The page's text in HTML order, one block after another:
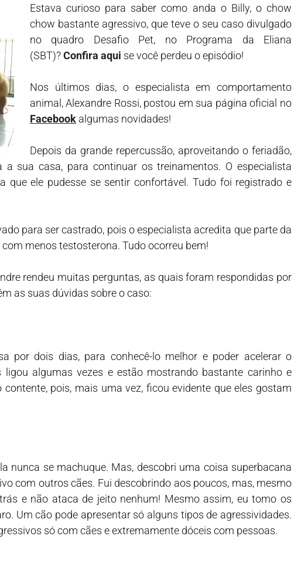
Estava curioso para saber como anda o Billy, o chow
chow bastante agressivo, que teve o seu caso divulgado
no quadro Desafio Pet, no Programa da Eliana
(SBT)?Confira aqui se você perdeu o episódio!
Nos últimos dias, o especialista em comportamento
animal, Alexandre Rossi, postou em sua página oficial no
Facebook algumas novidades!
Depois da grande repercussão, aproveitando o feriadão,
a sua casa, para continuar os treinamentos. O especialista
que ele pudesse se sentir confortável. Tudo foi registrado e
para ser castrado, pois o especialista acredita que parte da
menos testosterona. Tudo ocorreu bem!
rendeu muitas perguntas, as quais foram respondidas por
as suas dúvidas sobre o caso:
por dois dias, para conhecê-lo melhor e poder acelerar o
algumas vezes e estão mostrando bastante carinho e
pois, mais uma vez, ficou evidente que eles gostam
nunca se machuque. Mas, descobri uma coisa superbacana
com outros cães. Fui descobrindo aos poucos, mas, mesmo
e não ataca de jeito nenhum! Mesmo assim, eu tomo os
Um cão pode apresentar só alguns tipos de agressividades.
só com cães e extremamente dóceis com pessoas.